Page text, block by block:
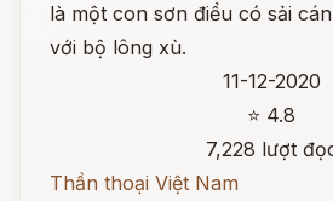
là một con sơn điểu có sải
với bộ lông xù.
11-12-2020
⭐ 4.8
7,228 lượt
Thần thoại Việt Nam